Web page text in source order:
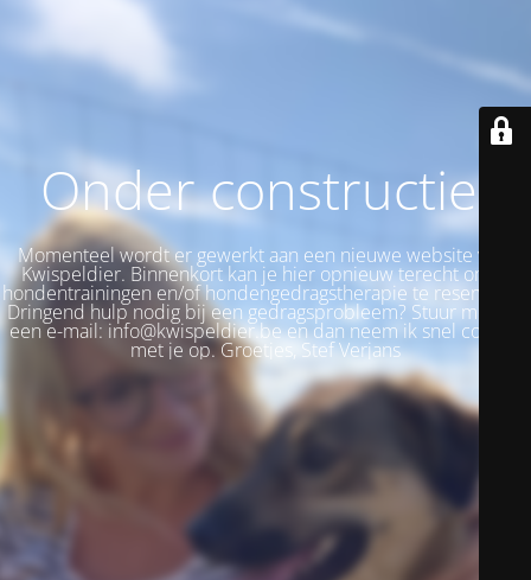
Onder constructie!
Momenteel wordt er gewerkt aan een nieuwe website voor
Kwispeldier. Binnenkort kan je hier opnieuw terecht om je
hondentrainingen en/of hondengedragstherapie te reserveren.
Dringend hulp nodig bij een gedragsprobleem? Stuur me dan
een e-mail: info@kwispeldier.be en dan neem ik snel contact
met je op. Groetjes, Stef Verjans